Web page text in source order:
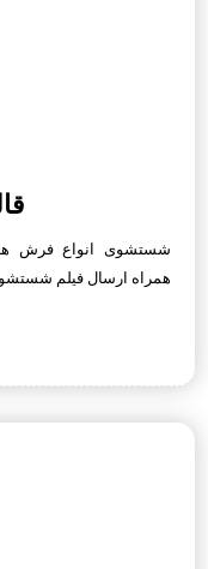
شستشوی انواع فرش
همراه ارسال فیلم